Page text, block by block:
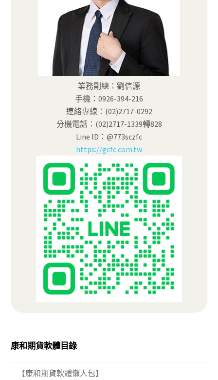
業務副總：劉信源
手機：0926-394-216
連絡專線：(02)2717-0292
分機電話：(02)2717-1339轉828
Line ID：@773sczfc
https://gcfc.com.tw
康和期貨軟體目錄
【康和期貨軟體懶人包】